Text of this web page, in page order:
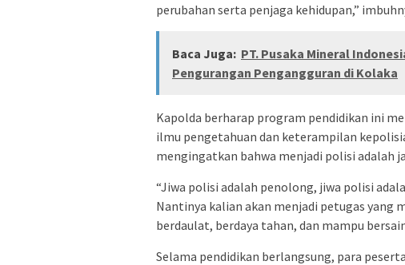
perubahan serta penjaga kehidupan,”
Baca Juga: PT. Pusaka Mineral
Pengurangan Pengangguran di Kolaka
Kapolda berharap program pendidikan ini
ilmu pengetahuan dan keterampilan
mengingatkan bahwa menjadi polisi adalah
“Jiwa polisi adalah penolong, jiwa polisi
Nantinya kalian akan menjadi petugas yang
berdaulat, berdaya tahan, dan mampu
Selama pendidikan berlangsung, para